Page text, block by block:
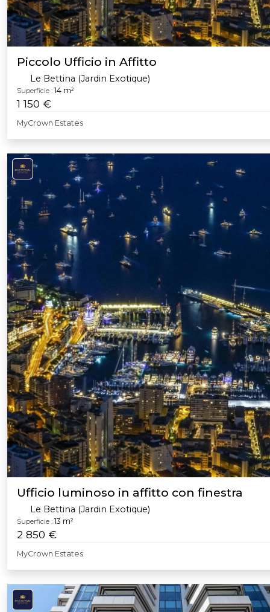
Piccolo Ufficio in Affitto
Le Bettina (Jardin Exotique)
Superficie : 14 m²
1 150 €
MyCrown Estates
Ufficio luminoso in affitto con finestra
Le Bettina (Jardin Exotique)
Superficie : 13 m²
2 850 €
MyCrown Estates